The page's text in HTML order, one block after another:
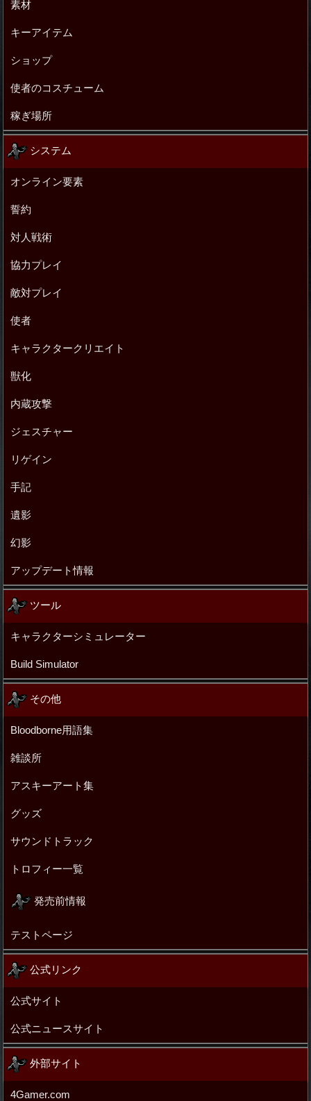
素材
キーアイテム
ショップ
使者のコスチューム
稼ぎ場所
システム
オンライン要素
誓約
対人戦術
協力プレイ
敵対プレイ
使者
キャラクタークリエイト
獣化
内蔵攻撃
ジェスチャー
リゲイン
手記
遺影
幻影
アップデート情報
ツール
キャラクターシミュレーター
Build Simulator
その他
Bloodborne用語集
雑談所
アスキーアート集
グッズ
サウンドトラック
トロフィー一覧
発売前情報
テストページ
公式リンク
公式サイト
公式ニュースサイト
外部サイト
4Gamer.com